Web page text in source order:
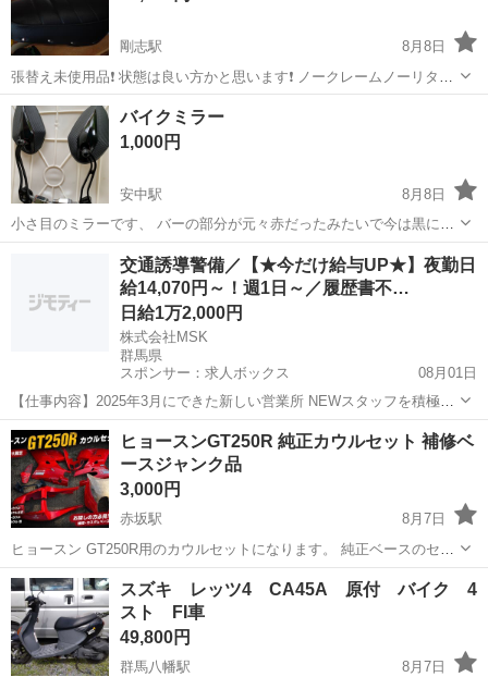
剛志駅
8月8日
張替え未使用品❗️ 状態は良い方かと思います❗️ ノークレームノーリター
ンで❗️ 質問にはお答え致しません❗️ プロフ必読❗️
群馬 伊勢崎市 剛志駅
バイクミラー
1,000円
安中駅
8月8日
小さ目のミラーです、 バーの部分が元々赤だったみたいで今は黒に塗
装されているようです、 ミラー交換した為に出品します(^.^)
安中駅 バイク
交通誘導警備／【★今だけ給与UP★】夜勤日
給14,070円～！週1日～／履歴書不…
日給1万2,000円
株式会社MSK
群馬県
スポンサー：求人ボックス
08月01日
【仕事内容】2025年3月にできた新しい営業所 NEWスタッフを積極採
中です!! <工事現場の交通誘導員> 工事現場で誘導や案内をお任せしま
す! 〈具体的な仕事内容〉 ・出入車両や周囲を利用する歩行者の誘導
事故やトラブルを未然に...
アルバイト・パート
ヒョースンGT250R 純正カウルセット 補修ベ
ースジャンク品
3,000円
赤坂駅
8月7日
ヒョースン GT250R用のカウルセットになります。 純正ベースのセッ
トで、サイドカウル左右・アンダーカウル・フロント周りなど画像の
物が付属します。 レーサー風ステッカーやカスタムペイント仕様で、
GT250Rらしいスポーテ...
群馬 前橋市 赤坂駅
スズキ レッツ4 CA45A 原付 バイク 4
スト FI車
49,800円
群馬八幡駅
8月7日